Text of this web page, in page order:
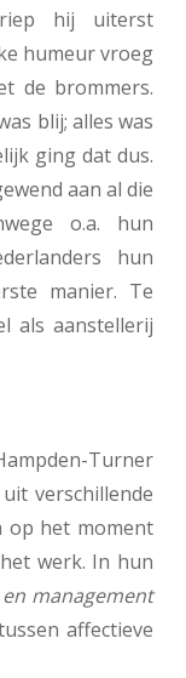
hij uiterst
humeur vroeg
de brommers.
blij; alles was
ging dat dus.
aan al die
o.a. hun
hun
manier. Te
als aanstellerij
Turner
verschillende
op het moment
werk. In hun
management
affectieve